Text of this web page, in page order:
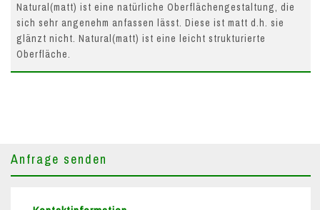
Natural(matt) ist eine natürliche Oberflächengestaltung, die
sich sehr angenehm anfassen lässt. Diese ist matt d.h. sie
glänzt nicht. Natural(matt) ist eine leicht strukturierte
Oberfläche.
Anfrage senden